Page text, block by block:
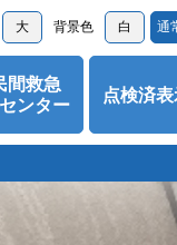
大 背景色 白 通
間救急
ンター
点検済